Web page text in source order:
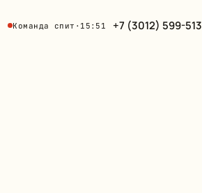
Команда спит · 15:51 +7 (3012) 599-513